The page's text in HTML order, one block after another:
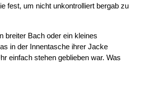
fest, um nicht unkontrolliert bergab zu
breiter Bach oder ein kleines
in der Innentasche ihrer Jacke
einfach stehen geblieben war. Was